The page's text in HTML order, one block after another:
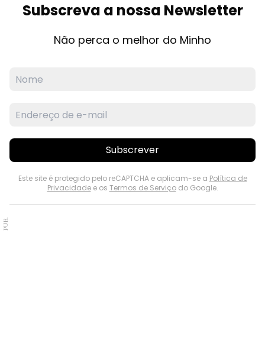
Subscreva a nossa Newsletter
Não perca o melhor do Minho
Subscrever
Este site é protegido pelo reCAPTCHA e aplicam-se a Política de
Privacidadee os Termos de Serviçodo Google.
PUB.